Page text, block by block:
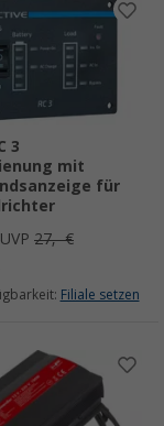
3
mit
für
UVP 27,- €
Filiale setzen